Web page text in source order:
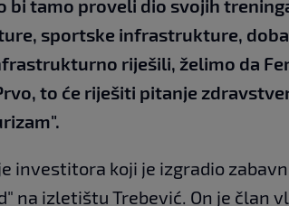
bi tamo proveli dio svojih
sportske infrastrukture,
riješili, želimo da
to će riješiti pitanje
investitora koji je izgradio
na izletištu Trebević. On je član